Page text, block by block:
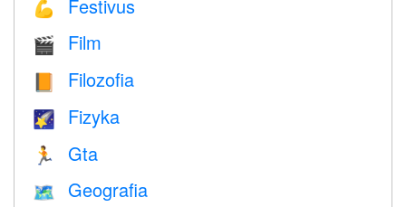
💪 Festivus
🎬 Film
📙 Filozofia
🌠 Fizyka
🏃 Gta
🗺 Geografia